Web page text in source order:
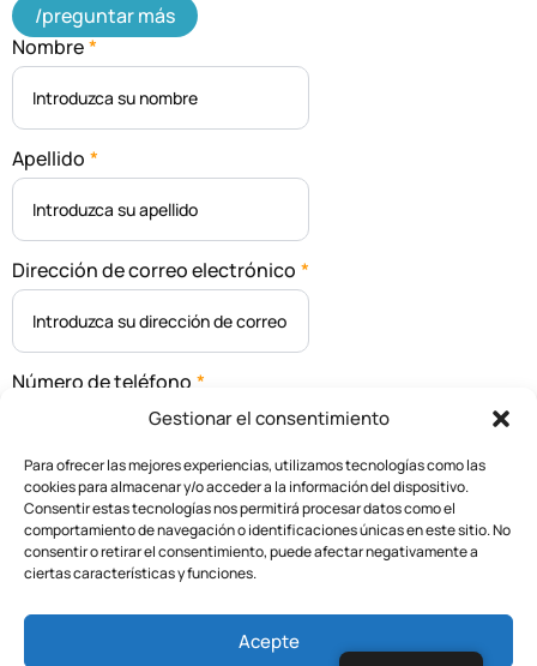
Gestionar el consentimiento
Para ofrecer las mejores experiencias, utilizamos tecnologías como las
cookies para almacenar y/o acceder a la información del dispositivo.
Consentir estas tecnologías nos permitirá procesar datos como el
comportamiento de navegación o identificaciones únicas en este sitio. No
consentir o retirar el consentimiento, puede afectar negativamente a
ciertas características y funciones.
Acepte
/preguntar más
Nombre*
Apellido *
Dirección de correo electrónico *
Número de teléfono *
Mensaje